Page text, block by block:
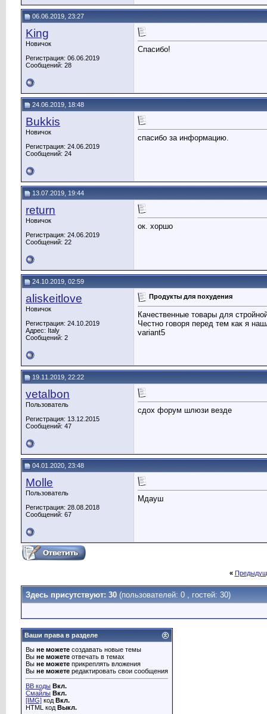
06.06.2019, 23:27
King
Новичок
Регистрация: 06.06.2019
Сообщений: 28
Спасибо!
24.06.2019, 18:48
Bukkis
Новичок
Регистрация: 24.06.2019
Сообщений: 24
спасибо за информацию.
13.07.2019, 19:44
return
Новичок
Регистрация: 24.06.2019
Сообщений: 22
ок. хоршо
24.10.2019, 02:59
aliskeitlove
Новичок
Регистрация: 24.10.2019
Адрес: Italy
Сообщений: 2
Продукты для похудения
Качественные товары для
Честно говоря перед тем как я
variant5
19.11.2019, 22:22
vetalbon
Пользователь
Регистрация: 13.12.2015
Сообщений: 47
сдох форум шлюзи везде
04.01.2020, 23:48
Molle
Пользователь
Регистрация: 28.08.2018
Сообщений: 67
Мдауш
«
Здесь присутствуют: 30 (пользователей: 0 , гостей: 30)
Ваши права в разделе
Вы не можете создавать новые темы
Вы не можете отвечать в темах
Вы не можете прикреплять вложения
Вы не можете редактировать свои сообщения
BB коды Вкл.
Смайлы Вкл.
[IMG] код Вкл.
HTML код Выкл.